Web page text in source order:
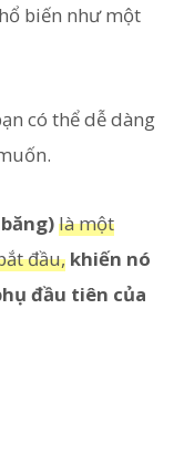
biến như một
có thể dễ dàng
là một
đầu, khiến nó
đầu tiên của